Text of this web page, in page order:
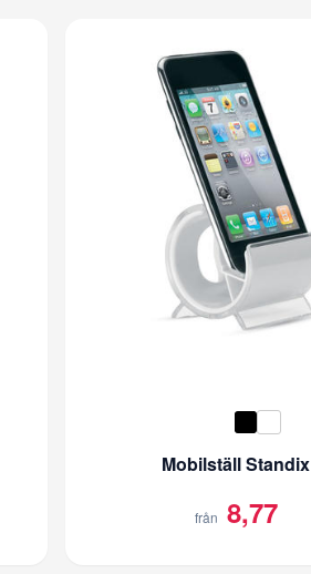
Mobilställ Standix
från 8,77